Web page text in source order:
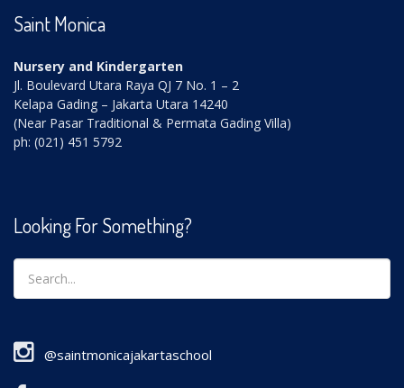
Saint Monica
Nursery and Kindergarten
Jl. Boulevard Utara Raya QJ 7 No. 1 – 2
Kelapa Gading – Jakarta Utara 14240
(Near Pasar Traditional & Permata Gading Villa)
ph: (021) 451 5792
Looking For Something?
@saintmonicajakartaschool